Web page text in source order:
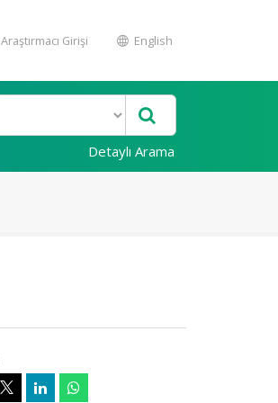
Araştırmacı Girişi English
Detaylı Arama